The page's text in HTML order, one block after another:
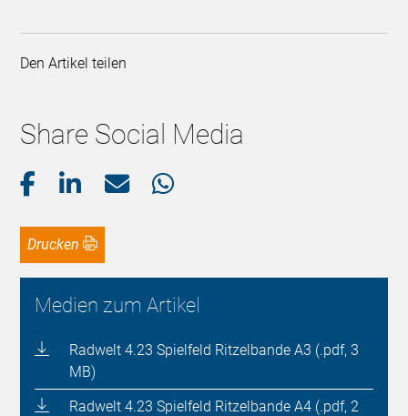
Den Artikel teilen
Share Social Media
Drucken
Medien zum Artikel
Radwelt 4.23 Spielfeld Ritzelbande A3 (.pdf, 3
MB)
Radwelt 4.23 Spielfeld Ritzelbande A4 (.pdf, 2